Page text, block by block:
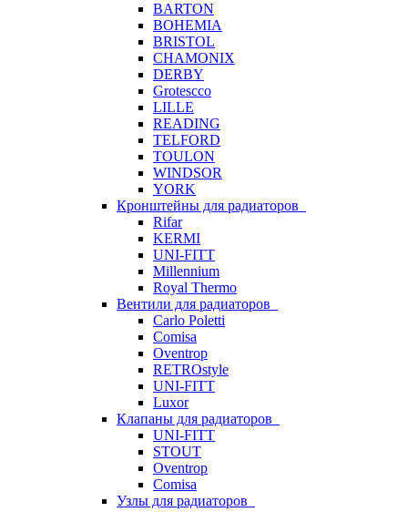
BARTON
BOHEMIA
BRISTOL
CHAMONIX
DERBY
Grotescco
LILLE
READING
TELFORD
TOULON
WINDSOR
YORK
Кронштейны для радиаторов
Rifar
KERMI
UNI-FITT
Millennium
Royal Thermo
Вентили для радиаторов
Carlo Poletti
Comisa
Oventrop
RETROstyle
UNI-FITT
Luxor
Клапаны для радиаторов
UNI-FITT
STOUT
Oventrop
Comisa
Узлы для радиаторов